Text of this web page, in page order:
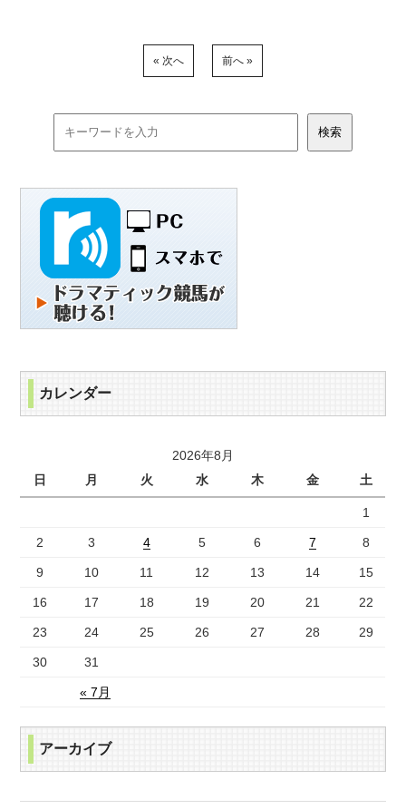
« 次へ 前へ »
カレンダー
2026年8月
日
月 火 水 木 金 土
« 7月
1
2 3 4 5 6 7 8
9 10 11 12 13 14 15
16 17 18 19 20 21 22
23 24 25 26 27 28 29
30 31
アーカイブ